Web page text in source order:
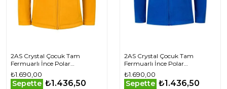
2AS Crystal Çocuk Tam
Fermuarlı İnce Polar
Sweatshirt Hardal
₺1.690,00
Sepette ₺1.436,50
2AS Crystal Çocuk Tam
Fermuarlı İnce Polar
Sweatshirt Mavi
₺1.690,00
Sepette ₺1.436,50